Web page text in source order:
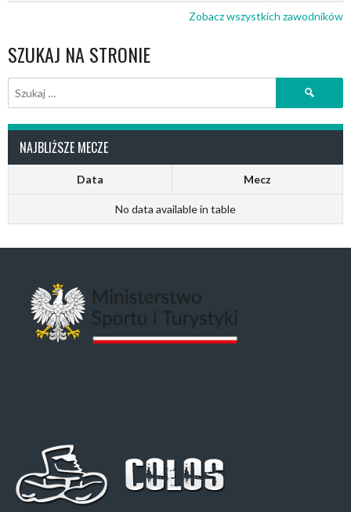
Zobacz wszystkich zawodników
SZUKAJ NA STRONIE
Szukaj:
NAJBLIŻSZE MECZE
Data Mecz
No data available in table